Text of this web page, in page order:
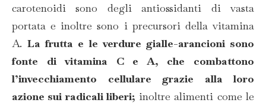
carotenoidi sono degli antiossidanti di vasta
portata e inoltre sono i precursori della vitamina
A.La frutta e le verdure gialle-arancioni sono
fonte di vitamina C e A, che combattono
l’invecchiamento cellulare grazie alla loro
azione sui radicali liberi; inoltre alimenti come le